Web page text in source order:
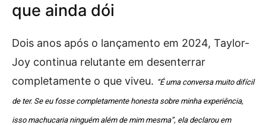
que ainda dói
Dois anos após o lançamento em 2024, Taylor-
Joy continua relutante em desenterrar
completamente o que viveu. “É uma conversa muito difícil
de ter. Se eu fosse completamente honesta sobre minha experiência,
isso machucaria ninguém além de mim mesma”, ela declarou em